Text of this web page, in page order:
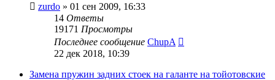
zurdo » 01 сен 2009, 16:33
14 Ответы
19171 Просмотры
Последнее сообщение ChupA
22 дек 2018, 10:39
Замена пружин задних стоек на галанте на тойотовские